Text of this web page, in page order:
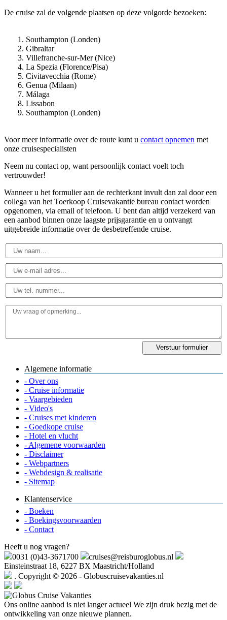
De cruise zal de volgende plaatsen op deze volgorde bezoeken:
Southampton (Londen)
Gibraltar
Villefranche-sur-Mer (Nice)
La Spezia (Florence/Pisa)
Civitavecchia (Rome)
Genua (Milaan)
Málaga
Lissabon
Southampton (Londen)
Voor meer informatie over de route kunt u contact opnemen met
onze cruisespecialisten
Neem nu contact op, want persoonlijk contact voelt toch
vertrouwder!
Wanneer u het formulier aan de rechterkant invult dan zal door een
collega van het Toerkoop Cruisevakantie bureau contact worden
opgenomen, via email of telefoon. U bent dan altijd verzekerd van
een aanbod binnen onze laagste prijsgarantie en u ontvangt
uitgebreide informatie over de desbetreffende cruise.
Algemene informatie
- Over ons
- Cruise informatie
- Vaargebieden
- Video's
- Cruises met kinderen
- Goedkope cruise
- Hotel en vlucht
- Algemene voorwaarden
- Disclaimer
- Webpartners
- Webdesign & realisatie
- Sitemap
Klantenservice
- Boeken
- Boekingsvoorwaarden
- Contact
Heeft u nog vragen?
0031 (0)43-3671700
cruises@reisburoglobus.nl
Einsteinstraat 18, 6227 BX Maastricht/Holland
. Copyright © 2026 - Globuscruisevakanties.nl
Ons online aanbod is niet langer actueel We zijn druk bezig met de
ontwikkeling van onze nieuwe plannen.